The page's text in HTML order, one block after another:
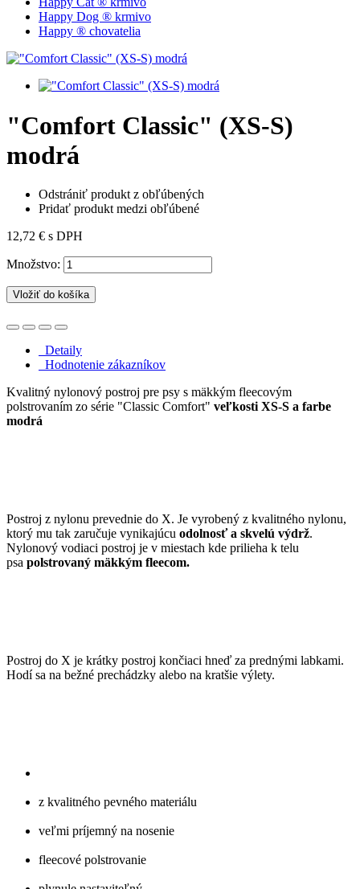
Happy Dog ® krmivo
Happy ® chovatelia
"Comfort Classic" (XS-S)
modrá
Odstrániť produkt z obľúbených
Pridať produkt medzi obľúbené
12,72 € s DPH
Množstvo:
Vložiť do košíka
Detaily
Hodnotenie zákazníkov
Kvalitný nylonový postroj pre psy s mäkkým fleecovým
polstrovaním zo série "Classic Comfort" veľkosti XS-S a farbe
modrá
Postroj z nylonu prevednie do X. Je vyrobený z kvalitného nylonu,
ktorý mu tak zaručuje vynikajúcu odolnosť a skvelú výdrž.
Nylonový vodiaci postroj je v miestach kde prilieha k telu
psa polstrovaný mäkkým fleecom.
Postroj do X je krátky postroj končiaci hneď za prednými labkami.
Hodí sa na bežné prechádzky alebo na kratšie výlety.
z kvalitného pevného materiálu
veľmi príjemný na nosenie
fleecové polstrovanie